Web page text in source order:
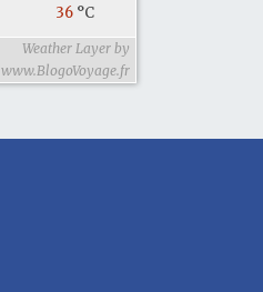
36 °C
Weather Layer by
www.BlogoVoyage.fr